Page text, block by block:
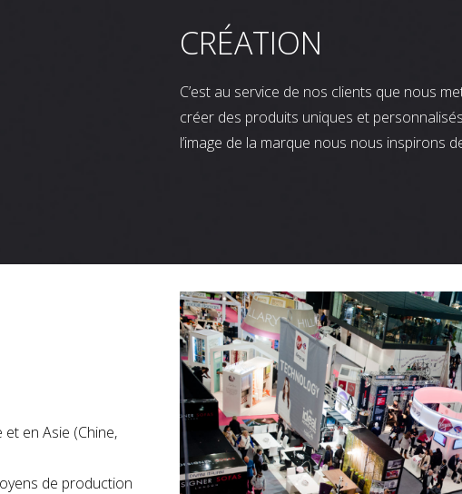
CRÉATION
C’est au service de nos clients que nous
créer des produits uniques et
l’image de la marque nous nous inspirons
en Asie (Chine,
de production